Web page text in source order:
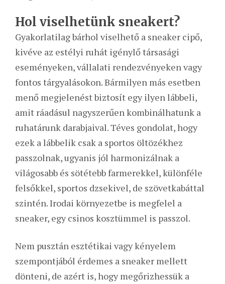
Hol viselhetünk sneakert?
Gyakorlatilag bárhol viselhető a sneaker cipő,
kivéve az estélyi ruhát igénylő társasági
eseményeken, vállalati rendezvényeken vagy
fontos tárgyalásokon. Bármilyen más esetben
menő megjelenést biztosít egy ilyen lábbeli,
amit ráadásul nagyszerűen kombinálhatunk a
ruhatárunk darabjaival. Téves gondolat, hogy
ezek a lábbelik csak a sportos öltözékhez
passzolnak, ugyanis jól harmonizálnak a
világosabb és sötétebb farmerekkel, különféle
felsőkkel, sportos dzsekivel, de szövetkabáttal
szintén. Irodai környezetbe is megfelel a
sneaker, egy csinos kosztümmel is passzol.
Nem pusztán esztétikai vagy kényelem
szempontjából érdemes a sneaker mellett
dönteni, de azért is, hogy megőrizhessük a